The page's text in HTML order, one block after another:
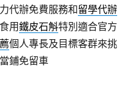
代辦免費服務和留學代辦
用鐵皮石斛特別適合官方
個人專長及目標客群來挑
鋪免留車